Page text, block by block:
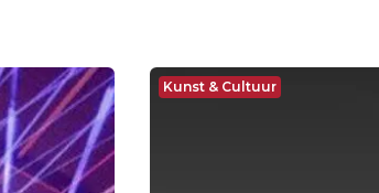
Kunst & Cultuur